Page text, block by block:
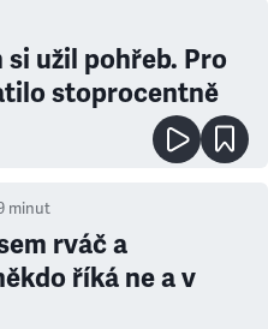
si užil pohřeb. Pro
stoprocentně
minut
rváč a
říká ne a v